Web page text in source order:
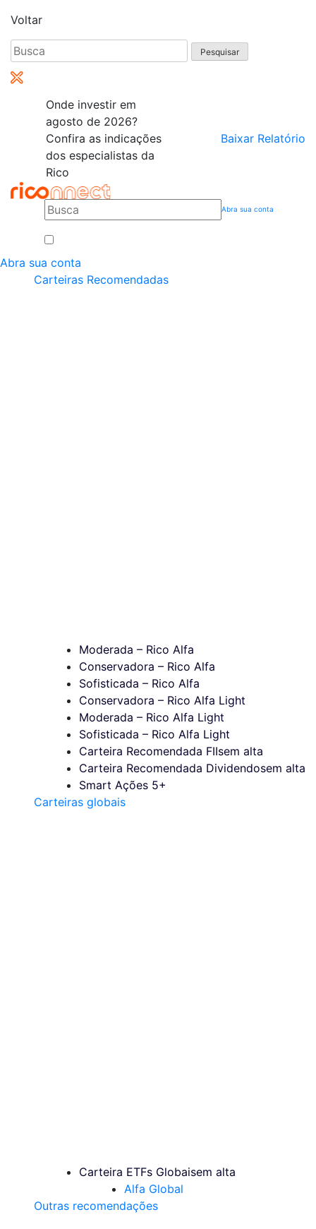
Voltar
Pesquisar
por:
Onde investir em
agosto de 2026?
Confira as indicações
dos especialistas da
Rico
Baixar Relatório
Abra sua conta
Abra sua conta
Carteiras Recomendadas
Moderada – Rico Alfa
Conservadora – Rico Alfa
Sofisticada – Rico Alfa
Conservadora – Rico Alfa Light
Moderada – Rico Alfa Light
Sofisticada – Rico Alfa Light
Carteira Recomendada FIIsem alta
Carteira Recomendada Dividendosem alta
Smart Ações 5+
Carteiras globais
Carteira ETFs Globaisem alta
Alfa Global
Outras recomendações